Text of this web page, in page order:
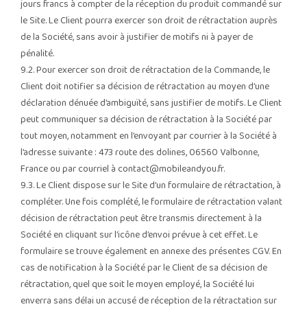
jours francs à compter de la réception du produit commandé sur
le Site. Le Client pourra exercer son droit de rétractation auprès
de la Société, sans avoir à justifier de motifs ni à payer de
pénalité.
9.2. Pour exercer son droit de rétractation de la Commande, le
Client doit notifier sa décision de rétractation au moyen d’une
déclaration dénuée d’ambiguïté, sans justifier de motifs. Le Client
peut communiquer sa décision de rétractation à la Société par
tout moyen, notamment en l’envoyant par courrier à la Société à
l’adresse suivante : 473 route des dolines, 06560 Valbonne,
France ou par courriel à contact@mobileandyou.fr.
9.3. Le Client dispose sur le Site d’un formulaire de rétractation, à
compléter. Une fois complété, le formulaire de rétractation valant
décision de rétractation peut être transmis directement à la
Société en cliquant sur l’icône d’envoi prévue à cet effet. Le
formulaire se trouve également en annexe des présentes CGV. En
cas de notification à la Société par le Client de sa décision de
rétractation, quel que soit le moyen employé, la Société lui
enverra sans délai un accusé de réception de la rétractation sur